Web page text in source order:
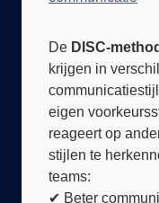
krijgen in
eigen
reageert op
stijlen te
teams:
✔ Beter
voorkomen